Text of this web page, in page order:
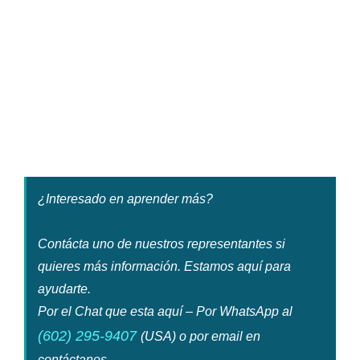
¿Interesado en aprender más?
Contácta uno de nuestros representantes si
quieres más información. Estamos aquí para
ayudarte.
Por el Chat que esta aquí – Por WhatsApp al
(602) 295-9407 (USA) o por email en